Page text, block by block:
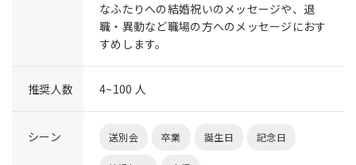
なふたりへの結婚祝いのメッセージや、退
職・異動など職場の方へのメッセージにおす
すめします。
推奨人数 4~100 人
シーン 送別会 卒業 誕生日 記念日